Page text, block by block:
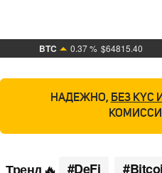
BTC 0.37 % $64815.40
НАДЕЖНО, БЕЗ KYC
Тренд #DeFi